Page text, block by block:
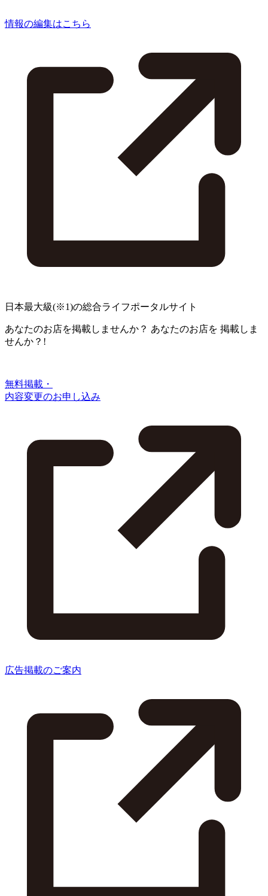
情報の編集はこちら
日本最大級(※1)の総合ライフポータルサイト
あなたのお店を掲載しませんか？ あなたのお店を 掲載しま
せんか？!
無料掲載・
内容変更のお申し込み
広告掲載のご案内